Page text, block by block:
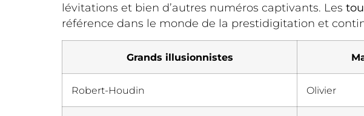
lévitations et bien d’autres numéros captivants. Les
référence dans le monde de la prestidigitation et
Grands illusionnistes
Robert-Houdin Olivier